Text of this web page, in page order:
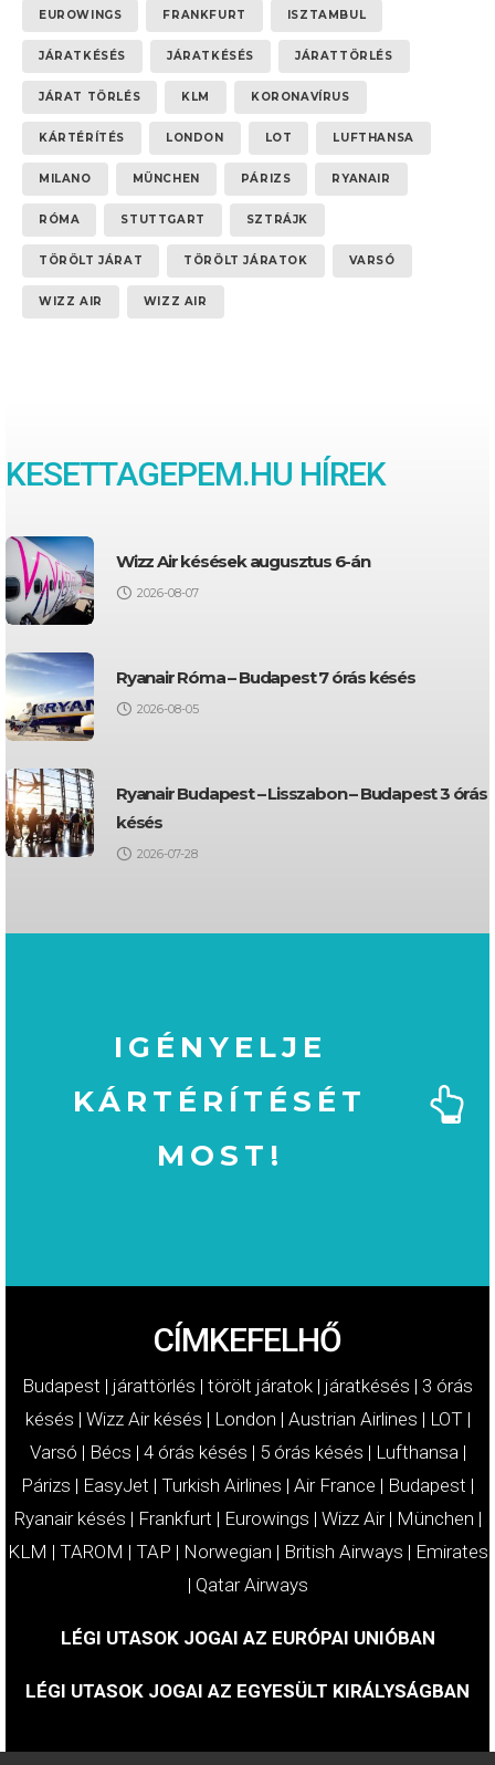
EUROWINGS FRANKFURT ISZTAMBUL
JÁRATKÉSÉS JÁRATKÉSÉS JÁRATTÖRLÉS
JÁRAT TÖRLÉS KLM KORONAVÍRUS
KÁRTÉRÍTÉS LONDON LOT LUFTHANSA
MILANO MÜNCHEN PÁRIZS RYANAIR
RÓMA STUTTGART SZTRÁJK
TÖRÖLT JÁRAT TÖRÖLT JÁRATOK VARSÓ
WIZZ AIR WIZZ AIR
KESETTAGEPEM.HU HÍREK
Wizz Air késések augusztus 6-án
2026-08-07
Ryanair Róma – Budapest 7 órás késés
2026-08-05
Ryanair Budapest – Lisszabon – Budapest 3 órás
késés
2026-07-28
IGÉNYELJE
KÁRTÉRÍTÉSÉT
MOST!
CÍMKEFELHŐ
Budapest | járattörlés | törölt járatok | járatkésés | 3 órás
késés | Wizz Air késés | London | Austrian Airlines | LOT|
Varsó | Bécs | 4 órás késés | 5 órás késés | Lufthansa |
Párizs | EasyJet | Turkish Airlines | Air France | Budapest |
Ryanair késés | Frankfurt | Eurowings | Wizz Air| München |
KLM | TAROM | TAP | Norwegian | British Airways | Emirates
| Qatar Airways
LÉGI UTASOK JOGAI AZ EURÓPAI UNIÓBAN
LÉGI UTASOK JOGAI AZ EGYESÜLT KIRÁLYSÁGBAN